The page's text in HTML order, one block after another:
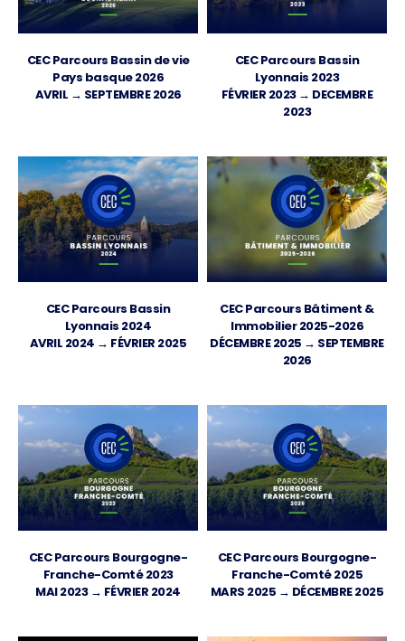
CEC Parcours Bassin de vie
Pays basque 2026
AVRIL → SEPTEMBRE 2026
CEC Parcours Bassin
Lyonnais 2023
FÉVRIER 2023 → DECEMBRE
2023
CEC Parcours Bassin
Lyonnais 2024
AVRIL 2024 → FÉVRIER 2025
CEC Parcours Bâtiment &
Immobilier 2025-2026
DÉCEMBRE 2025 → SEPTEMBRE
2026
CEC Parcours Bourgogne-
Franche-Comté 2023
MAI 2023 → FÉVRIER 2024
CEC Parcours Bourgogne-
Franche-Comté 2025
MARS 2025 → DÉCEMBRE 2025